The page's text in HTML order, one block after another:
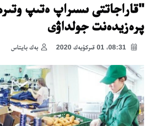
"قاراجاتتى ىسىراپ ەتىپ
پرەزيدەنت جولداۋى
بەك بايتاس